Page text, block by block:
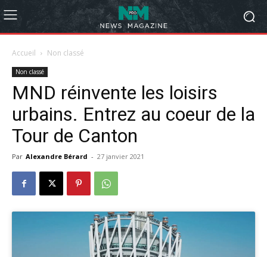
Accueil Non classé
Non classé
MND réinvente les loisirs
urbains. Entrez au coeur de la
Tour de Canton
Par Alexandre Bérard - 27 janvier 2021